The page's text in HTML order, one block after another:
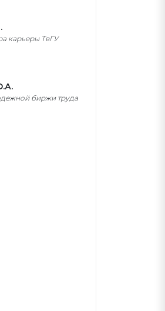
карьеры ТвГУ
биржи труда